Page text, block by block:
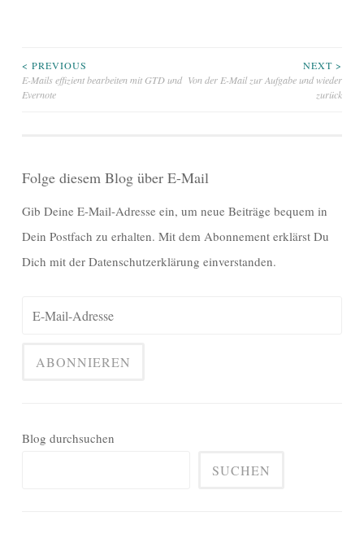
Beitragsnavigation
< PREVIOUS
E-Mails effizient bearbeiten mit GTD und
Evernote
NEXT >
Von der E-Mail zur Aufgabe und wieder
zurück
Folge diesem Blog über E-Mail
Gib Deine E-Mail-Adresse ein, um neue Beiträge bequem in
Dein Postfach zu erhalten. Mit dem Abonnement erklärst Du
Dich mit der Datenschutzerklärung einverstanden.
Blog durchsuchen
SUCHEN